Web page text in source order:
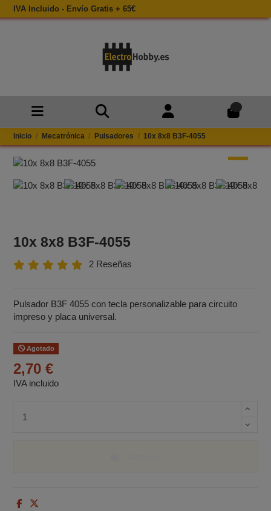
IVA Incluido - Envío Gratis + 65€
Inicio Mecatrónica Pulsadores 10x 8x8 B3F-4055
10x 8x8 B3F-4055
2 Reseñas
Pulsador B3F 4055 con tecla personalizable para circuito
impreso y placa universal.
Agotado
2,70 €
IVA incluido